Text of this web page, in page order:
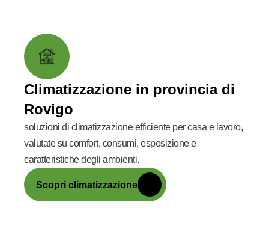
Climatizzazione in provincia di
Rovigo
soluzioni di climatizzazione efficiente per casa e lavoro,
valutate su comfort, consumi, esposizione e
caratteristiche degli ambienti.
Scopri climatizzazione